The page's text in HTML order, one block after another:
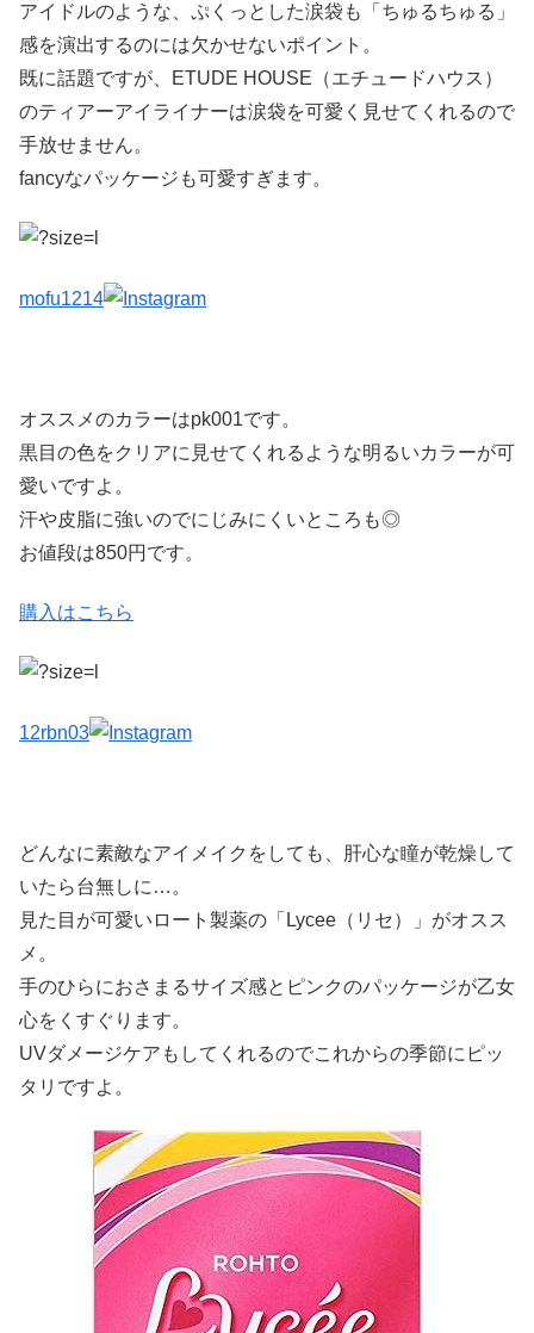
アイドルのような、ぷくっとした涙袋も「ちゅるちゅる」
感を演出するのには欠かせないポイント。
既に話題ですが、ETUDE HOUSE（エチュードハウス）
のティアーアイライナーは涙袋を可愛く見せてくれるので
手放せません。
fancyなパッケージも可愛すぎます。
mofu1214
オススメのカラーはpk001です。
黒目の色をクリアに見せてくれるような明るいカラーが可
愛いですよ。
汗や皮脂に強いのでにじみにくいところも◎
お値段は850円です。
購入はこちら
12rbn03
どんなに素敵なアイメイクをしても、肝心な瞳が乾燥して
いたら台無しに…。
見た目が可愛いロート製薬の「Lycee（リセ）」がオスス
メ。
手のひらにおさまるサイズ感とピンクのパッケージが乙女
心をくすぐります。
UVダメージケアもしてくれるのでこれからの季節にピッ
タリですよ。